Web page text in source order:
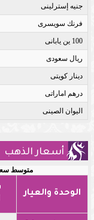
جنيه إسترلينى
فرنك سويسرى
100 ين يابانى
ريال سعودى
دينار كويتى
درهم اماراتى
اليوان الصينى
أسعار الذهب
متوسط سعر
الوحدة والعيار